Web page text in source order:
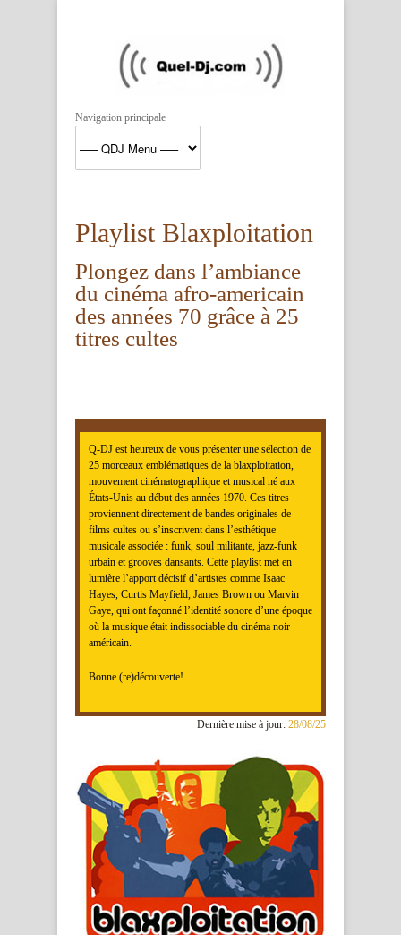
Navigation principale
Playlist Blaxploitation
Plongez dans l’ambiance
du cinéma afro-americain
des années 70 grâce à 25
titres cultes
Q-DJ est heureux de vous présenter une sélection de
25 morceaux emblématiques de la blaxploitation,
mouvement cinématographique et musical né aux
États-Unis au début des années 1970. Ces titres
proviennent directement de bandes originales de
films cultes ou s’inscrivent dans l’esthétique
musicale associée : funk, soul militante, jazz-funk
urbain et grooves dansants. Cette playlist met en
lumière l’apport décisif d’artistes comme Isaac
Hayes, Curtis Mayfield, James Brown ou Marvin
Gaye, qui ont façonné l’identité sonore d’une époque
où la musique était indissociable du cinéma noir
américain.
Bonne (re)découverte!
Dernière mise à jour: 28/08/25